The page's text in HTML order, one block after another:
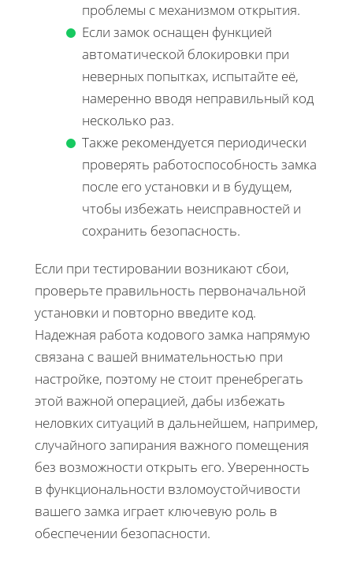
проблемы с механизмом открытия.
Если замок оснащен функцией
автоматической блокировки при
неверных попытках, испытайте её,
намеренно вводя неправильный код
несколько раз.
Также рекомендуется периодически
проверять работоспособность замка
после его установки и в будущем,
чтобы избежать неисправностей и
сохранить безопасность.
Если при тестировании возникают сбои,
проверьте правильность первоначальной
установки и повторно введите код.
Надежная работа кодового замка напрямую
связана с вашей внимательностью при
настройке, поэтому не стоит пренебрегать
этой важной операцией, дабы избежать
неловких ситуаций в дальнейшем, например,
случайного запирания важного помещения
без возможности открыть его. Уверенность
в функциональности взломоустойчивости
вашего замка играет ключевую роль в
обеспечении безопасности.